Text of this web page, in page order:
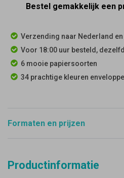
Bestel gemakkelijk een
Verzending naar Nederland
Voor 18:00 uur besteld,
6 mooie papiersoorten
34 prachtige kleuren
Formaten en prijzen
Productinformatie